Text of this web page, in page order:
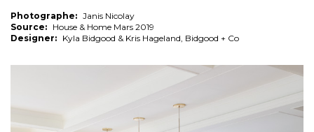
Photographe: Janis Nicolay
Source: House & Home Mars 2019
Designer: Kyla Bidgood & Kris Hageland, Bidgood + Co